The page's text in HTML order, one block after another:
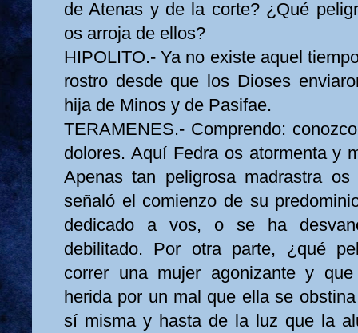
de Atenas y de la corte? ¿Qué
os arroja de ellos?
HIPOLITO.- Ya no existe aquel
rostro desde que los Dioses
hija de Minos y de Pasifae.
TERAMENES.- Comprendo:
dolores. Aquí Fedra os atormenta y
Apenas tan peligrosa madrastra
señaló el comienzo de su
dedicado a vos, o se ha
debilitado. Por otra parte, ¿qué
correr una mujer agonizante y
herida por un mal que ella se
sí misma y hasta de la luz que la